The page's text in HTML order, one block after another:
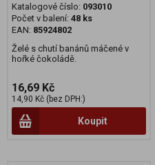
Katalogové číslo: 093010
Počet v balení: 48 ks
EAN: 85924802
Želé s chutí banánů máčené v
hořké čokoládě.
16,69 Kč
14,90 Kč (bez DPH:)
Koupit